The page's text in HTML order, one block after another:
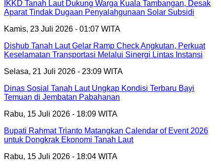
IKKD Tanah Laut Dukung Warga Kuala Tambangan, Desak
Aparat Tindak Dugaan Penyalahgunaan Solar Subsidi
Kamis, 23 Juli 2026 - 01:07 WITA
Dishub Tanah Laut Gelar Ramp Check Angkutan, Perkuat
Keselamatan Transportasi Melalui Sinergi Lintas Instansi
Selasa, 21 Juli 2026 - 23:09 WITA
Dinas Sosial Tanah Laut Ungkap Kondisi Terbaru Bayi
Temuan di Jembatan Pabahanan
Rabu, 15 Juli 2026 - 18:09 WITA
Bupati Rahmat Trianto Matangkan Calendar of Event 2026
untuk Dongkrak Ekonomi Tanah Laut
Rabu, 15 Juli 2026 - 18:04 WITA